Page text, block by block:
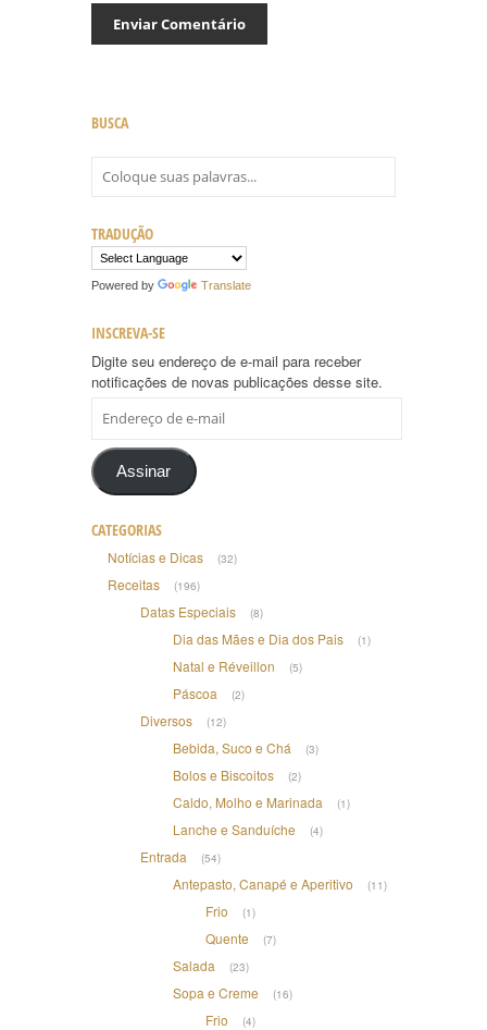
BUSCA
TRADUÇÃO
Powered by Translate
INSCREVA-SE
Digite seu endereço de e-mail para receber
notificações de novas publicações desse site.
de
e-
mail
Assinar
CATEGORIAS
Notícias e Dicas (32)
Receitas (196)
Datas Especiais (8)
Dia das Mães e Dia dos Pais (1)
Natal e Réveillon (5)
Páscoa (2)
Diversos (12)
Bebida, Suco e Chá (3)
Bolos e Biscoitos (2)
Caldo, Molho e Marinada (1)
Lanche e Sanduíche (4)
Entrada (54)
Antepasto, Canapé e Aperitivo (11)
Frio (1)
Quente (7)
Salada (23)
Sopa e Creme (16)
Frio (4)